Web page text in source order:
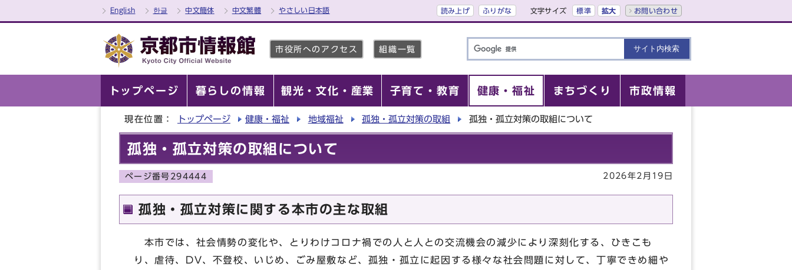
English 한글 中文簡体 中文繁體 やさしい日本語 読み上げ ふりがな 文字サイズ 標準 拡大 お問い合わせ
市役所へのアクセス 組織一覧
トップページ 暮らしの情報 観光・文化・産業 子育て・教育 健康・福祉 まちづくり 市政情報
現在位置： トップページ 健康・福祉 地域福祉 孤独・孤立対策の取組 孤独・孤立対策の取組について
孤独・孤立対策の取組について
ページ番号294444 2026年2月19日
孤独・孤立対策に関する本市の主な取組
本市では、社会情勢の変化や、とりわけコロナ禍での人と人との交流機会の減少により深刻化する、ひきこも
り、虐待、DV、不登校、いじめ、ごみ屋敷など、孤独・孤立に起因する様々な社会問題に対して、丁寧できめ細や